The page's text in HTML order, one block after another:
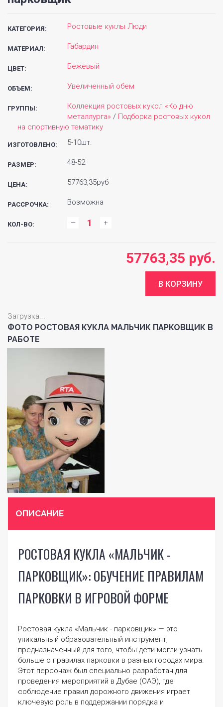
КАТЕГОРИЯ: Ростовые куклы Люди
МАТЕРИАЛ: Габардин
ЦВЕТ: Бежевый
ОБЪЕМ: Увеличенный обем
ГРУППЫ:
Коллекция ростовых кукол «Ко дню
металлурга» / Подборка ростовых кукол
на спортивную тематику
ИЗГОТОВЛЕНО: 5-10шт.
РАЗМЕР: 48-52
ЦЕНА: 57763,35руб
РАССРОЧКА: Возможна
КОЛ-ВО:
57763,35 руб.
Загрузка...
ФОТО РОСТОВАЯ КУКЛА МАЛЬЧИК ПАРКОВЩИК В
РАБОТЕ
ОПИСАНИЕ
РОСТОВАЯ КУКЛА «МАЛЬЧИК -
ПАРКОВЩИК»: ОБУЧЕНИЕ ПРАВИЛАМ
ПАРКОВКИ В ИГРОВОЙ ФОРМЕ
Ростовая кукла «Мальчик - парковщик» — это
уникальный образовательный инструмент,
предназначенный для того, чтобы дети могли узнать
больше о правилах парковки в разных городах мира.
Этот персонаж был специально разработан для
проведения мероприятий в Дубае (ОАЭ), где
соблюдение правил дорожного движения играет
ключевую роль в поддержании порядка и